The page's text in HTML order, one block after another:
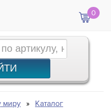
0
миру
Каталог